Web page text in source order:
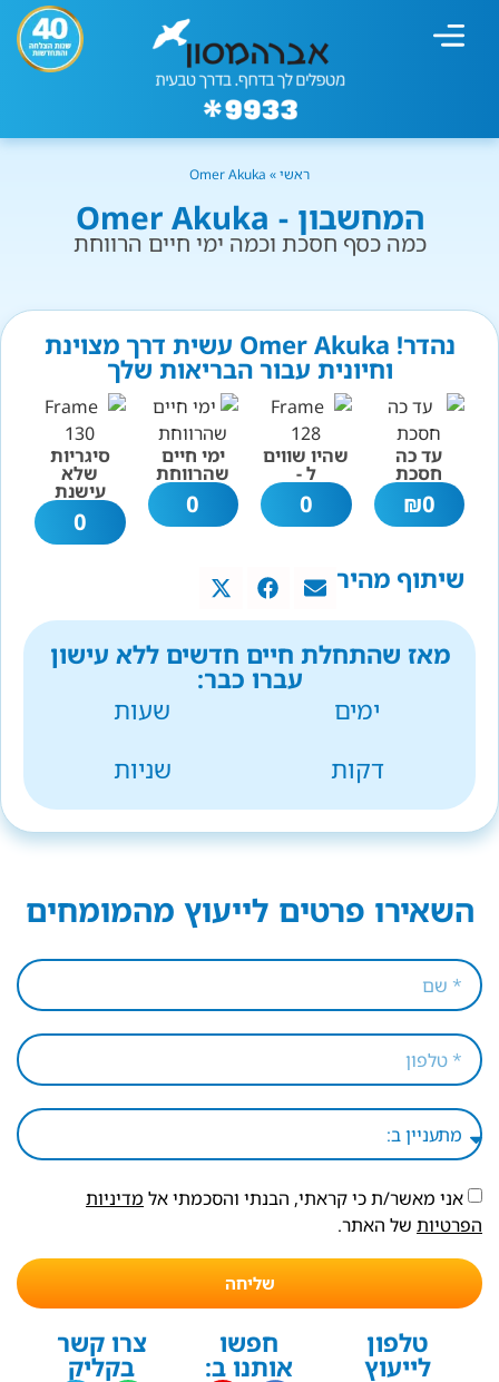
ראשי»
Omer Akuka
המחשבון - Omer Akuka
כמה כסף חסכת וכמה ימי חיים הרווחת
נהדר! Omer Akuka עשית דרך מצוינת
וחיונית עבור הבריאות שלך
עד כה
חסכת
0
₪
שהיו שווים
ל -
0
ימי חיים
שהרווחת
0
סיגריות
שלא
עישנת
0
שיתוף מהיר
מאז שהתחלת חיים חדשים ללא עישון
עברו כבר:
ימים
שעות
דקות
שניות
השאירו פרטים לייעוץ מהמומחים
אני מאשר/ת כי קראתי, הבנתי והסכמתי אל מדיניות
הפרטיות של האתר.
שליחה
טלפון
לייעוץ
חפשו
אותנו ב:
צרו קשר
בקליק